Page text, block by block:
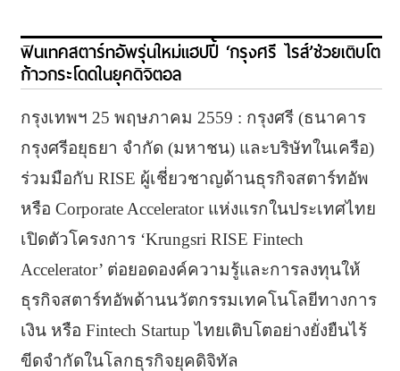
ฟินเทคสตาร์ทอัพรุ่นใหม่แฮปปี้ ‘กรุงศรี ไรส์’ช่วยเติบโต
ก้าวกระโดดในยุคดิจิตอล
กรุงเทพฯ 25 พฤษภาคม 2559 : กรุงศรี (ธนาคาร
กรุงศรีอยุธยา จำกัด (มหาชน) และบริษัทในเครือ)
ร่วมมือกับ RISE ผู้เชี่ยวชาญด้านธุรกิจสตาร์ทอัพ
หรือ Corporate Accelerator แห่งแรกในประเทศไทย
เปิดตัวโครงการ ‘Krungsri RISE Fintech
Accelerator’ ต่อยอดองค์ความรู้และการลงทุนให้
ธุรกิจสตาร์ทอัพด้านนวัตกรรมเทคโนโลยีทางการ
เงิน หรือ Fintech Startup ไทยเติบโตอย่างยั่งยืนไร้
ขีดจำกัดในโลกธุรกิจยุคดิจิทัล